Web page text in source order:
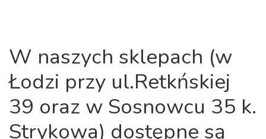
W naszych sklepach (w
Łodzi przy ul.Retkńskiej
39 oraz w Sosnowcu 35 k.
Strykowa) dostępne są